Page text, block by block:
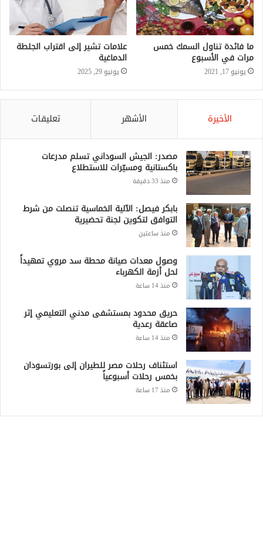
ما فائدة تناول السمك خمس
مرات في الأسبوع
يونيو 17, 2021
علامات تشير إلى اقتراب الجلطة
الدماغية
يونيو 29, 2025
الأخيرة الأشهر تعليقات
مصدر: الجيش السوداني تسلم مدرعات
باكستانية ومسيّرات للاستطلاع
منذ 33 دقيقة
بابكر فيصل: الآلية الخماسية تنصلت من شرط
التوافق لتكوين لجنة تحضيرية
منذ ساعتين
وصول معدات صيانة محطة سد مروي تمهيداً
لحل أزمة الكهرباء
منذ 14 ساعة
حريق محدود بمستشفى مدني التعليمي إثر
صاعقة رعدية
منذ 14 ساعة
استئناف رحلات مصر للطيران إلى بورتسودان
بخمس رحلات أسبوعياً
منذ 17 ساعة